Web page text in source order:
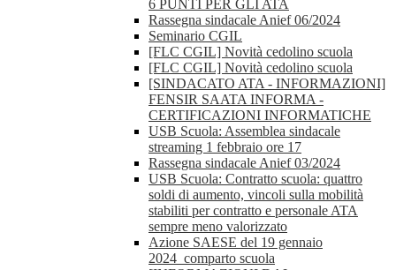
6 PUNTI PER GLI ATA
Rassegna sindacale Anief 06/2024
Seminario CGIL
[FLC CGIL] Novità cedolino scuola
[FLC CGIL] Novità cedolino scuola
[SINDACATO ATA - INFORMAZIONI]
FENSIR SAATA INFORMA -
CERTIFICAZIONI INFORMATICHE
USB Scuola: Assemblea sindacale
streaming 1 febbraio ore 17
Rassegna sindacale Anief 03/2024
USB Scuola: Contratto scuola: quattro
soldi di aumento, vincoli sulla mobilità
stabiliti per contratto e personale ATA
sempre meno valorizzato
Azione SAESE del 19 gennaio
2024_comparto scuola